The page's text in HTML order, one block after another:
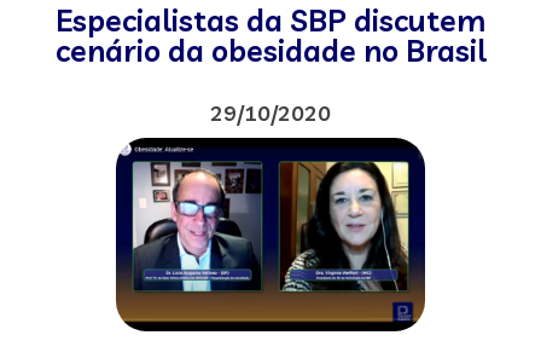
Especialistas da SBP discutem
cenário da obesidade no Brasil
29/10/2020